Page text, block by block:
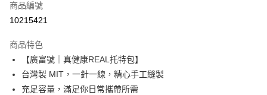
LINE Pay
街口支付
悠遊付
商品編號
10215421
商品特色
【廣富號｜真健康REAL托特包】
台灣製 MIT，一針一線，精心手工縫製
充足容量，滿足你日常攜帶所需